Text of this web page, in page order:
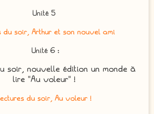
Unité 5
du soir, Arthur et son nouvel ami
Unité 6 :
du soir, Au voleur !